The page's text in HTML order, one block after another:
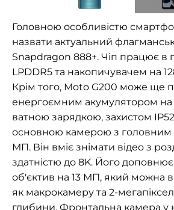
Головною особливістю
назвати актуальний
Snapdragon 888+. Чіп працює в
LPDDR5 та накопичувачем на
Крім того, Moto G200 може ще
енергоємним акумулятором на
ватною зарядкою, захистом
основною камерою з головним
МП. Він вміє знімати відео з
здатністю до 8K. Його
об'єктив на 13 МП, який можна
як макрокамеру та 2-
глибини. Фронтальна камера у